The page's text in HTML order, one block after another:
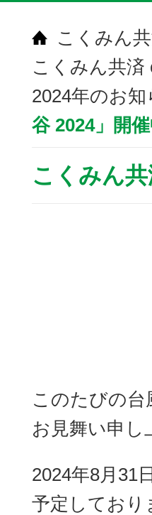
こくみん
こくみん共済
2024年のお知
谷 2024」開
こくみん
このたびの
お見舞い申し
2024年8月31
予定しており